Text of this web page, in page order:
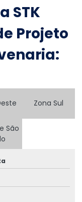
STK
Projeto
Zona Sul
São